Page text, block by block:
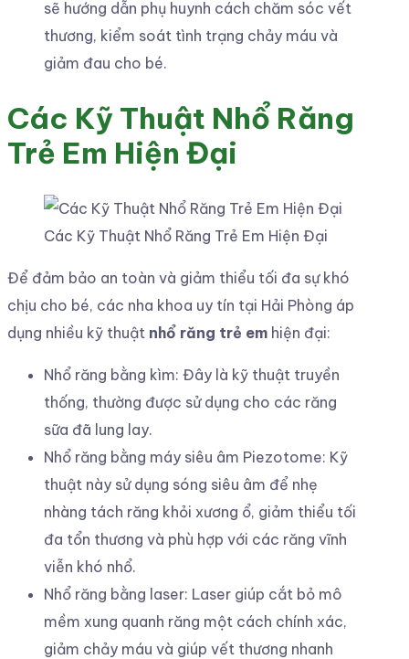
sẽ hướng dẫn phụ huynh cách chăm sóc vết
thương, kiểm soát tình trạng chảy máu và
giảm đau cho bé.
Các Kỹ Thuật Nhổ Răng
Trẻ Em Hiện Đại
Các Kỹ Thuật Nhổ Răng Trẻ Em Hiện Đại
Để đảm bảo an toàn và giảm thiểu tối đa sự khó
chịu cho bé, các nha khoa uy tín tại Hải Phòng áp
dụng nhiều kỹ thuật nhổ răng trẻ em hiện đại:
Nhổ răng bằng kìm: Đây là kỹ thuật truyền
thống, thường được sử dụng cho các răng
sữa đã lung lay.
Nhổ răng bằng máy siêu âm Piezotome: Kỹ
thuật này sử dụng sóng siêu âm để nhẹ
nhàng tách răng khỏi xương ổ, giảm thiểu tối
đa tổn thương và phù hợp với các răng vĩnh
viễn khó nhổ.
Nhổ răng bằng laser: Laser giúp cắt bỏ mô
mềm xung quanh răng một cách chính xác,
giảm chảy máu và giúp vết thương nhanh